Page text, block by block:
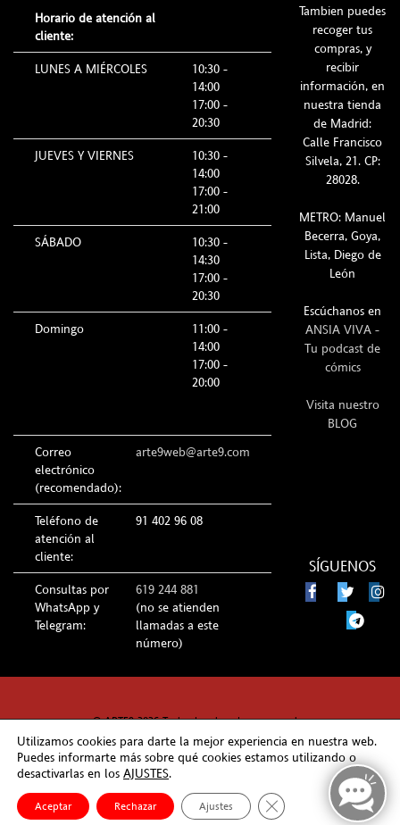
Horario de atención al
cliente:
LUNES A MIÉRCOLES
10:30 -
14:00
17:00 -
20:30
JUEVES Y VIERNES
10:30 -
14:00
17:00 -
21:00
SÁBADO
10:30 -
14:30
17:00 -
20:30
Domingo
11:00 -
14:00
17:00 -
20:00
Correo
electrónico
(recomendado):
arte9web@arte9.com
Teléfono de
atención al
cliente:
91 402 96 08
Consultas por
WhatsApp y
Telegram:
619 244 881
(no se atienden
llamadas a este
número)
Tambien puedes
recoger tus
compras, y
recibir
información, en
nuestra tienda
de Madrid:
Calle Francisco
Silvela, 21. CP:
28028.
METRO: Manuel
Becerra, Goya,
Lista, Diego de
León
Escúchanos en
ANSIA VIVA -
Tu podcast de
cómics
Visita nuestro
BLOG
SÍGUENOS
© ARTE9 2026 Todos los derechos reservados
Utilizamos cookies para darte la mejor experiencia en nuestra web.
Puedes informarte más sobre qué cookies estamos utilizando o
desactivarlas en los AJUSTES.
Aceptar Rechazar Ajustes Cerrar el banner de